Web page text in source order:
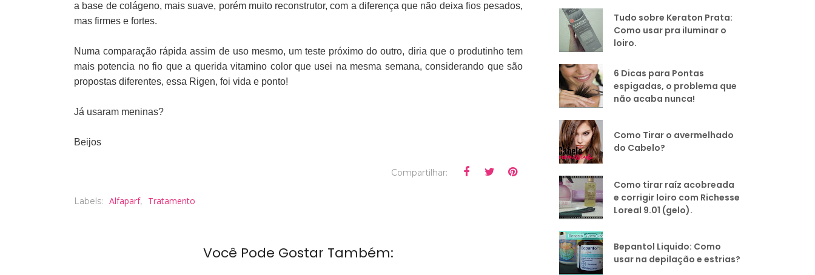
a base de colágeno, mais suave, porém muito reconstrutor, com a diferença que não deixa fios pesados,
mas firmes e fortes.
Numa comparação rápida assim de uso mesmo, um teste próximo do outro, diria que o produtinho tem
mais potencia no fio que a querida vitamino color que usei na mesma semana, considerando que são
propostas diferentes, essa Rigen, foi vida e ponto!
Já usaram meninas?
Beijos
Compartilhar:
Labels: Alfaparf, Tratamento
Você Pode Gostar Também:
Tudo sobre Keraton Prata:
Como usar pra iluminar o
loiro.
6 Dicas para Pontas
espigadas, o problema que
não acaba nunca!
Como Tirar o avermelhado
do Cabelo?
Como tirar raíz acobreada
e corrigir loiro com Richesse
Loreal 9.01 (gelo).
Bepantol Liquido: Como
usar na depilação e estrias?